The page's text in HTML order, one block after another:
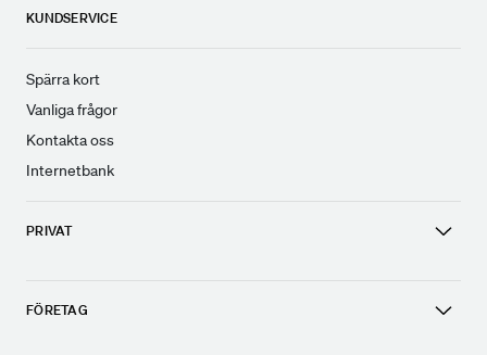
KUNDSERVICE
Spärra kort
Vanliga frågor
Kontakta oss
Internetbank
PRIVAT
FÖRETAG